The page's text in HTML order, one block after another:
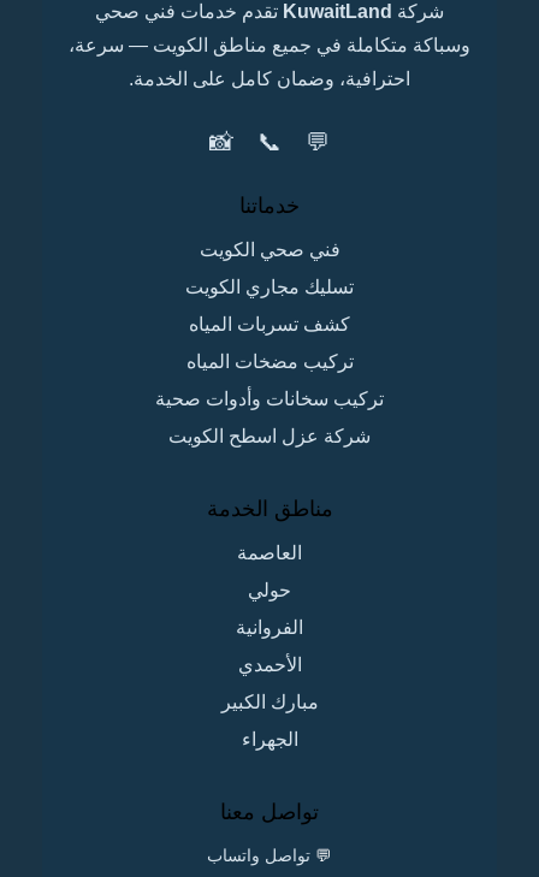
شركة KuwaitLand تقدم خدمات فني صحي
وسباكة متكاملة في جميع مناطق الكويت — سرعة،
احترافية، وضمان كامل على الخدمة.
💬
📞
📸
خدماتنا
فني صحي الكويت
تسليك مجاري الكويت
كشف تسربات المياه
تركيب مضخات المياه
تركيب سخانات وأدوات صحية
شركة عزل اسطح الكويت
مناطق الخدمة
العاصمة
حولي
الفروانية
الأحمدي
مبارك الكبير
الجهراء
تواصل معنا
💬 تواصل واتساب